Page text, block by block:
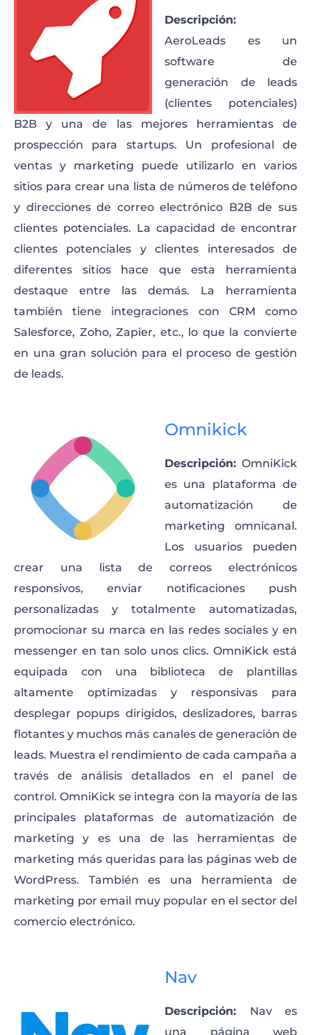
Descripción:
AeroLeads es un
software de
generación de leads
(clientes potenciales)
B2B y una de las mejores herramientas de
prospección para startups. Un profesional de
ventas y marketing puede utilizarlo en varios
sitios para crear una lista de números de teléfono
y direcciones de correo electrónico B2B de sus
clientes potenciales. La capacidad de encontrar
clientes potenciales y clientes interesados de
diferentes sitios hace que esta herramienta
destaque entre las demás. La herramienta
también tiene integraciones con CRM como
Salesforce, Zoho, Zapier, etc., lo que la convierte
en una gran solución para el proceso de gestión
de leads.
Omnikick
Descripción: OmniKick
es una plataforma de
automatización de
marketing omnicanal.
Los usuarios pueden
crear una lista de correos electrónicos
responsivos, enviar notificaciones push
personalizadas y totalmente automatizadas,
promocionar su marca en las redes sociales y en
messenger en tan solo unos clics. OmniKick está
equipada con una biblioteca de plantillas
altamente optimizadas y responsivas para
desplegar popups dirigidos, deslizadores, barras
flotantes y muchos más canales de generación de
leads. Muestra el rendimiento de cada campaña a
través de análisis detallados en el panel de
control. OmniKick se integra con la mayoría de las
principales plataformas de automatización de
marketing y es una de las herramientas de
marketing más queridas para las páginas web de
WordPress. También es una herramienta de
marketing por email muy popular en el sector del
comercio electrónico.
Nav
Descripción: Nav es
una página web